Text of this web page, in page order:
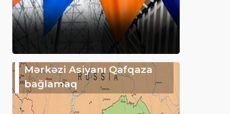
Mərkəzi Asiyanı Qafqaza
bağlamaq